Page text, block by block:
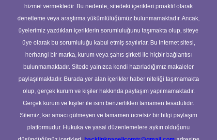
hizmet vermektedir. Bu nedenle, sitedeki içerikleri proaktif olarak
denetleme veya araştırma yükümlülüğümüz bulunmamaktadır. Ancak,
üyelerimiz yazdıkları içeriklerin sorumluluğunu taşımakta olup, siteye
üye olarak bu sorumluluğu kabul etmiş sayılırlar. Bu internet sitesi,
herhangi bir marka, kurum veya şahıs şirketi ile hiçbir bağlantısı
bulunmamaktadır. Sitede yalnızca kendi hazırladığımız makaleler
paylaşılmaktadır. Burada yer alan içerikler haber niteliği taşımamakta
olup, gerçek kurum ve kişiler hakkında paylaşım yapılmamaktadır.
Gerçek kurum ve kişiler ile isim benzerlikleri tamamen tesadüfidir.
Sitemiz, kar amacı gütmeyen ve tamamen ücretsiz bir bilgi paylaşım
platformudur. Hukuka ve yasal düzenlemelere aykırı olduğunu